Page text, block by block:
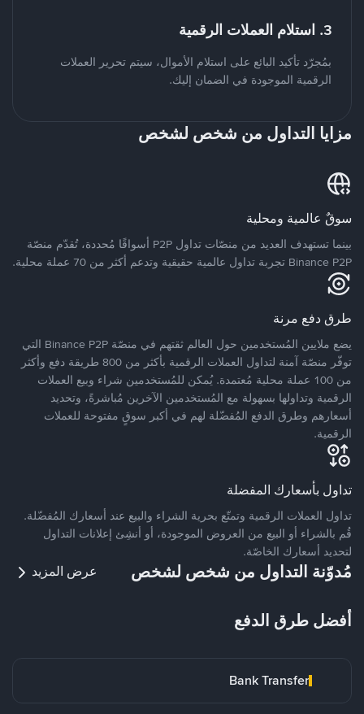
3. استلام العملات الرقمية
بمُجرّد تأكيد البائع على استلام الأموال، سيتم تحرير العملات
الرقمية الموجودة في الضمان إليك.
مزايا التداول من شخص لشخص
سوقٌ عالمية ومحلية
بينما تستهدف العديد من منصّات تداول P2P أسواقًا مُحددة، تُقدّم منصّة
Binance P2P تجربة تداول عالمية حقيقية وتدعم أكثر من 70 عملة محلية.
طرق دفع مرنة
يضع ملايين المُستخدمين حول العالم ثقتهم في منصّة Binance P2P التي
توفّر منصّة آمنة لتداول العملات الرقمية بأكثر من 800 طريقة دفع وأكثر
من 100 عملة محلية مُعتمدة. يُمكن للمُستخدمين شراء وبيع العملات
الرقمية وتداولها بسهولة مع المُستخدمين الآخرين مُباشرةً، وتحديد
أسعارهم وطرق الدفع المُفضّلة لهم في أكبر سوقٍ مفتوحة للعملات
الرقمية.
تداول بأسعارك المفضلة
تداول العملات الرقمية وتمتّع بحرية الشراء والبيع عند أسعارك المُفضّلة.
قُم بالشراء أو البيع من العروض الموجودة، أو أنشِئ إعلانات التداول
لتحديد أسعارك الخاصّة.
مُدوّنة التداول من شخص لشخص عرض المزيد
أفضل طرق الدفع
Bank Transfer